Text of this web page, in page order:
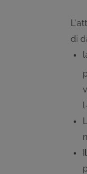
di